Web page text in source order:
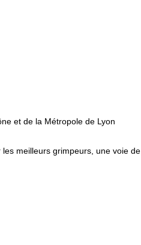
et de la Métropole de Lyon
meilleurs grimpeurs, une voie de